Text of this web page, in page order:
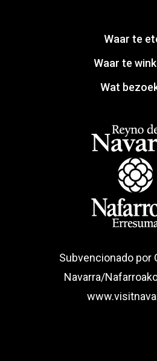
Waar te
Waar te
Wat
Subvencionado por
Navarra/